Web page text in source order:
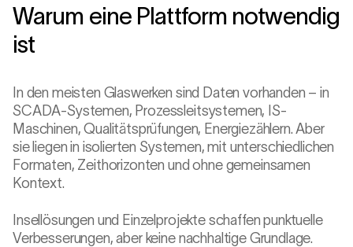
Warum eine Plattform notwendig
ist
In den meisten Glaswerken sind Daten vorhanden – in
SCADA-Systemen, Prozessleitsystemen, IS-
Maschinen, Qualitätsprüfungen, Energiezählern. Aber
sie liegen in isolierten Systemen, mit unterschiedlichen
Formaten, Zeithorizonten und ohne gemeinsamen
Kontext.
Insellösungen und Einzelprojekte schaffen punktuelle
Verbesserungen, aber keine nachhaltige Grundlage.